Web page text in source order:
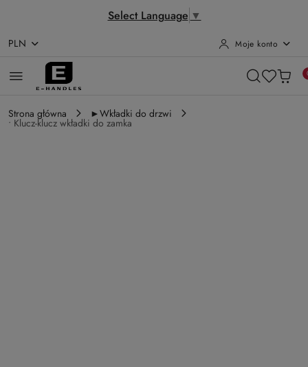
Select Language ▼
Przejdź do treści głównej
Przejdź do wyszukiwarki
Przejdź do moje konto
Przejdź do menu głównego
Przejdź do opisu produktu
Przejdź do stopki
PLN Moje konto
Strona główna ►Wkładki do drzwi
• Klucz-klucz wkładki do zamka